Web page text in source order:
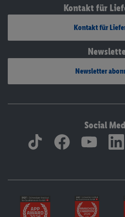
Kontakt für
Kontakt für
Newsletter
Social